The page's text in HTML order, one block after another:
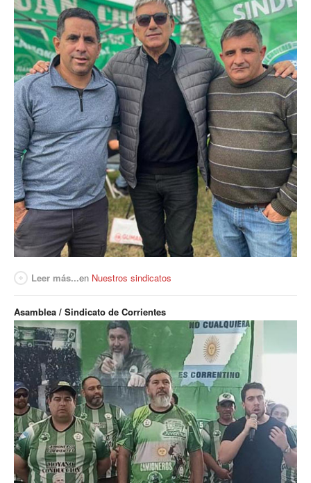
en Nuestros sindicatos
Leer más...
Asamblea / Sindicato de Corrientes